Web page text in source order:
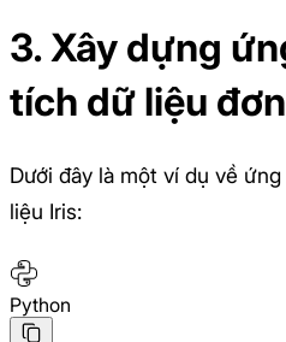
3. Xây dựng
tích dữ liệu
Dưới đây là một ví dụ về
liệu Iris:
Python